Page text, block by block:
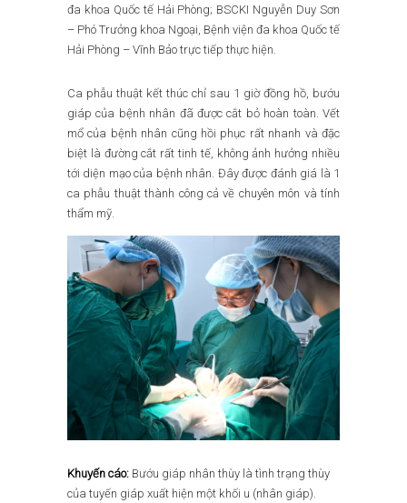
đa khoa Quốc tế Hải Phòng; BSCKI Nguyễn Duy Sơn
– Phó Trưởng khoa Ngoại, Bệnh viện đa khoa Quốc tế
Hải Phòng – Vĩnh Bảo trực tiếp thực hiện.
Ca phẫu thuật kết thúc chỉ sau 1 giờ đồng hồ, bướu
giáp của bệnh nhân đã được cắt bỏ hoàn toàn. Vết
mổ của bệnh nhân cũng hồi phục rất nhanh và đặc
biệt là đường cắt rất tinh tế, không ảnh hưởng nhiều
tới diện mạo của bệnh nhân. Đây được đánh giá là 1
ca phẫu thuật thành công cả về chuyên môn và tính
thẩm mỹ.
Khuyến cáo: Bướu giáp nhân thùy là tình trạng thùy
của tuyến giáp xuất hiện một khối u (nhân giáp).